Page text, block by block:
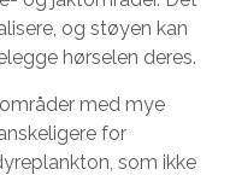
og støyen kan
hørselen deres.
med mye
for
som ikke